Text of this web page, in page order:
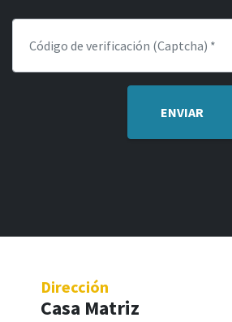
Dirección
Casa Matriz
Dirección
Sucursal